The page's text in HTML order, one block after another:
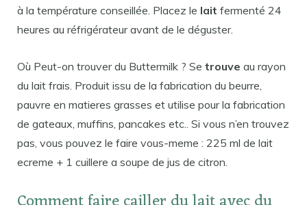
à la température conseillée. Placez le lait fermenté 24
heures au réfrigérateur avant de le déguster.
Où Peut-on trouver du Buttermilk ? Se trouve au rayon
du lait frais. Produit issu de la fabrication du beurre,
pauvre en matieres grasses et utilise pour la fabrication
de gateaux, muffins, pancakes etc.. Si vous n’en trouvez
pas, vous pouvez le faire vous-meme : 225 ml de lait
ecreme + 1 cuillere a soupe de jus de citron.